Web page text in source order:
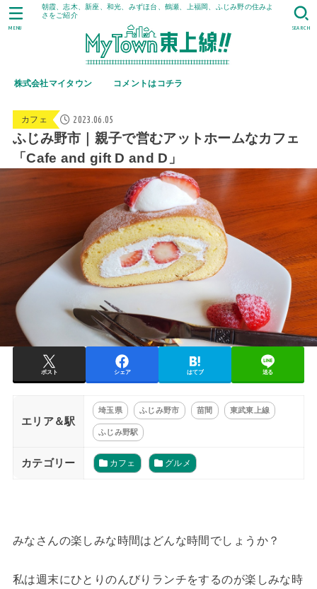
朝霞、志木、新座、和光、みずほ台、鶴瀬、上福岡、ふじみ野の住みよ
さをご紹介
株式会社マイタウン コメントはコチラ
SEARCH
MENU
カフェ 2023.06.05
ふじみ野市｜親子で営むアットホームなカフェ
「Cafe and gift D and D」
ポスト シェア はてブ 送る
エリア＆駅
埼玉県 ふじみ野市 苗間 東武東上線
ふじみ野駅
カテゴリー カフェ グルメ
みなさんの楽しみな時間はどんな時間でしょうか？
私は週末にひとりのんびりランチをするのが楽しみな時